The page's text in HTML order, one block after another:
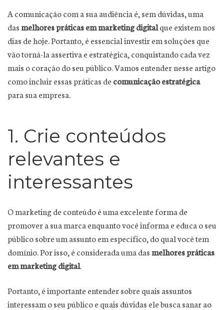
A comunicação com a sua audiência é, sem dúvidas, uma
dasmelhores práticas em marketing digitalque existem nos
dias de hoje. Portanto, é essencial investir em soluções que
vão torná-la assertiva e estratégica, conquistando cada vez
mais o coração do seu público. Vamos entender nesse artigo
como incluir essas práticas de comunicaçãoestratégica
para sua empresa.
1. Crie conteúdos
relevantes e
interessantes
O marketing de conteúdo é uma excelente forma de
promover a sua marca enquanto você informa e educa o seu
público sobre um assunto em específico, do qual você tem
domínio. Por isso, é considerada uma dasmelhores práticas
em marketing digital.
Portanto, é importante entender sobre quais assuntos
interessam o seu público e quais dúvidas ele busca sanar ao